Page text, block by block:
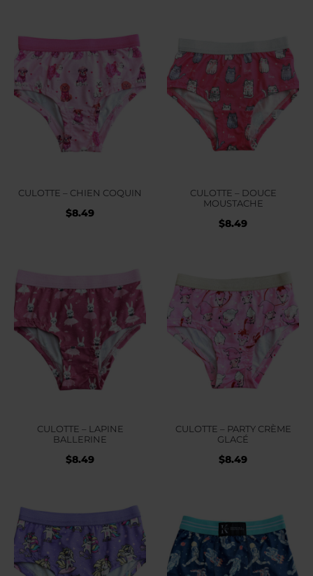
CULOTTE – CHIEN COQUIN
$8.49
CULOTTE – DOUCE
MOUSTACHE
$8.49
CULOTTE – LAPINE
BALLERINE
$8.49
CULOTTE – PARTY CRÈME
GLACÉ
$8.49